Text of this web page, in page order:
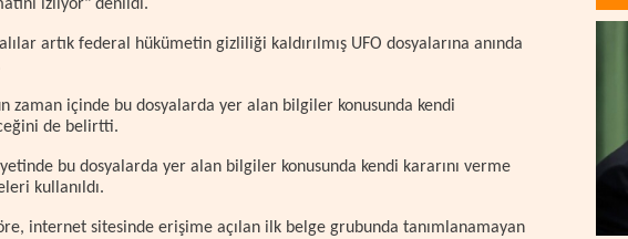
izliyor" denildi.
artık federal hükümetin gizliliği kaldırılmış UFO dosyalarına anında
zaman içinde bu dosyalarda yer alan bilgiler konusunda kendi
de belirtti.
bu dosyalarda yer alan bilgiler konusunda kendi kararını verme
kullanıldı.
internet sitesinde erişime açılan ilk belge grubunda tanımlanamayan